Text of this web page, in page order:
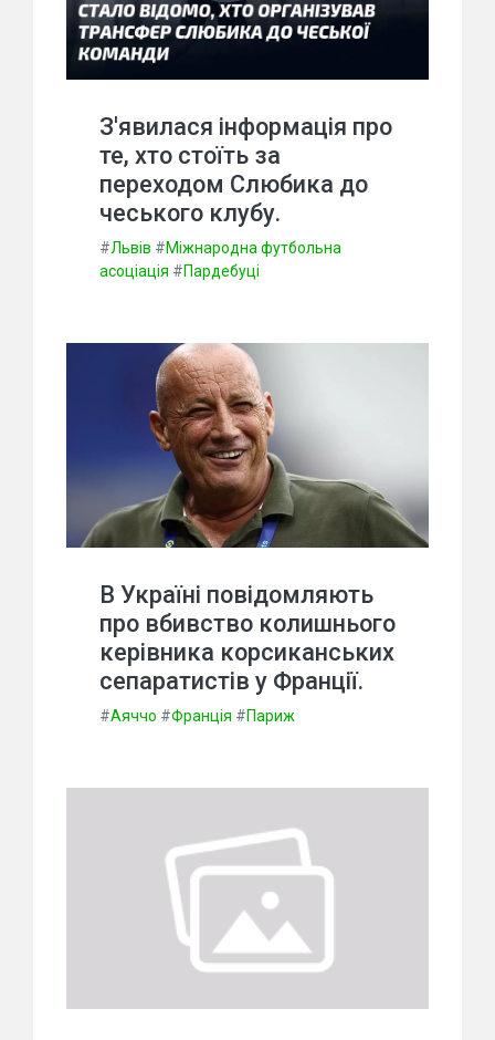
З'явилася інформація про
те, хто стоїть за
переходом Слюбика до
чеського клубу.
#Львів #Міжнародна футбольна
асоціація #Пардебуці
В Україні повідомляють
про вбивство колишнього
керівника корсиканських
сепаратистів у Франції.
#Аяччо #Франція #Париж